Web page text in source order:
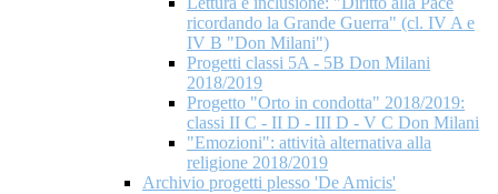
ricordando la Grande Guerra" (cl. IV A e
IV B "Don Milani")
Progetti classi 5A - 5B Don Milani
2018/2019
Progetto "Orto in condotta" 2018/2019:
classi II C - II D - III D - V C Don Milani
"Emozioni": attività alternativa alla
religione 2018/2019
Archivio progetti plesso 'De Amicis'